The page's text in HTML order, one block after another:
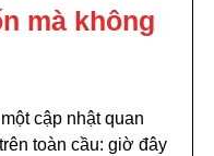
mà không
cập nhật quan
toàn cầu: giờ đây